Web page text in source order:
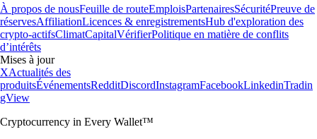
À propos de nousFeuille de routeEmploisPartenairesSécuritéPreuve de
réservesAffiliationLicences & enregistrementsHub d'exploration des
crypto-actifsClimatCapitalVérifierPolitique en matière de conflits
d’intérêts
Mises à jour
XActualités des
produitsÉvénementsRedditDiscordInstagramFacebookLinkedinTradin
gView
Cryptocurrency in Every Wallet™